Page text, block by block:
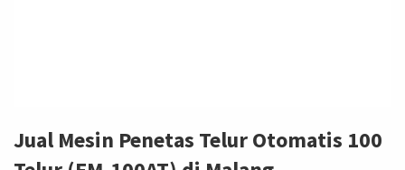
Jual Mesin Penetas Telur Otomatis 100